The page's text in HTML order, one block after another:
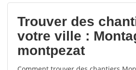
votes
Trouver des
votre ville :
montpezat